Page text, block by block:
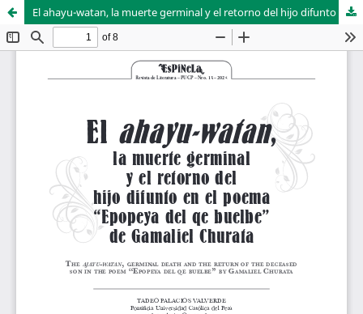
El ahayu-watan, la muerte germinal y el retorno del hijo difunto en el poema “Epopeya del qe buelbe” de Gamaliel Churata